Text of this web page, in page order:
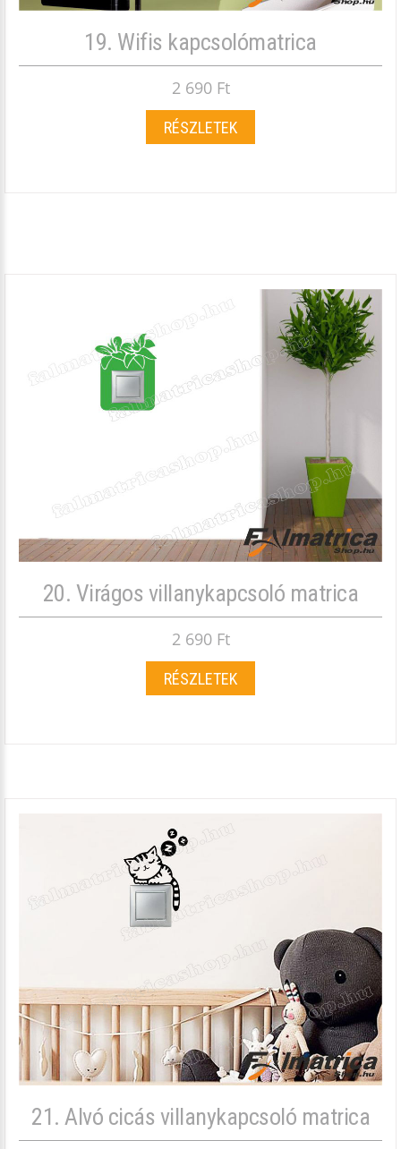
19. Wifis kapcsolómatrica
2 690 Ft
RÉSZLETEK
20. Virágos villanykapcsoló matrica
2 690 Ft
RÉSZLETEK
21. Alvó cicás villanykapcsoló matrica